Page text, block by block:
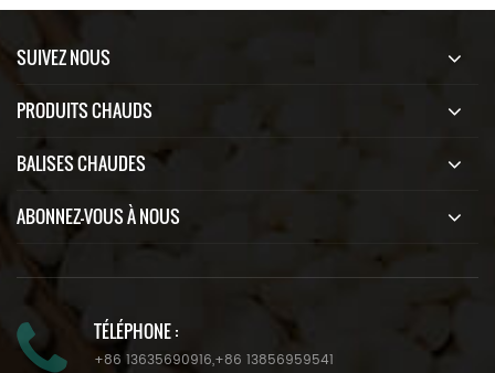
SUIVEZ NOUS
PRODUITS CHAUDS
BALISES CHAUDES
ABONNEZ-VOUS À NOUS
TÉLÉPHONE :
+86 13635690916,+86 13856959541